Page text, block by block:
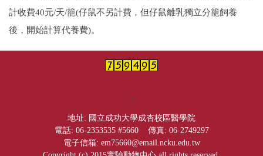
計收費40元/天/籠(仔鼠不另計費，但仔鼠離乳獨立分籠飼養
後，開始計算代養費)。
:::
地址: 國立成功大學成杏校區醫學院
電話: 06-2353535 #5660 傳真: 06-2749297
電子信箱: em75660@email.ncku.edu.tw